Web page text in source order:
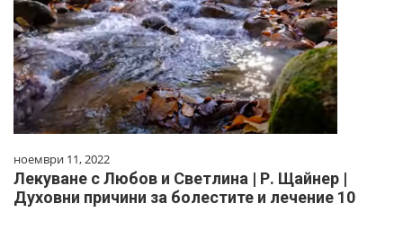
ноември 11, 2022
Лекуване с Любов и Светлина | Р. Щайнер |
Духовни причини за болестите и лечение 10